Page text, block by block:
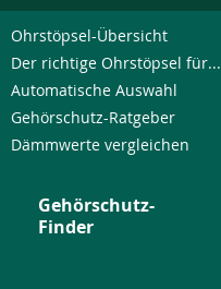
Ohrstöpsel-Übersicht
Der richtige Ohrstöpsel für...
Automatische Auswahl
Gehörschutz-Ratgeber
Dämmwerte vergleichen
Gehörschutz-
Finder